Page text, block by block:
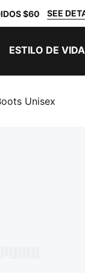
$60 SEE
ESTILO DE VIDA
Unisex